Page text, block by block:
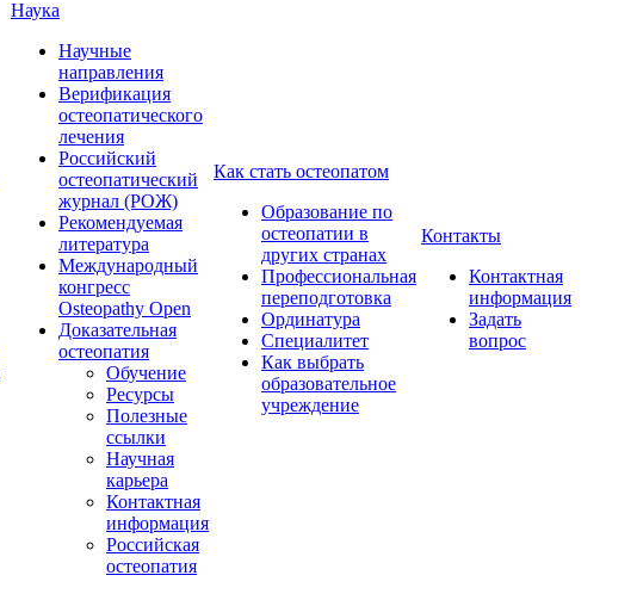
Наука
Научные
направления
Верификация
остеопатического
лечения
Российский
остеопатический
журнал (РОЖ)
Рекомендуемая
литература
Международный
конгресс
Osteopathy Open
Доказательная
остеопатия
Обучение
Ресурсы
Полезные
ссылки
Научная
карьера
Контактная
информация
Российская
остеопатия
Как стать остеопатом
Образование по
остеопатии в
других странах
Профессиональная
переподготовка
Ординатура
Специалитет
Как выбрать
образовательное
учреждение
Контакты
Контактная
информация
Задать
вопрос